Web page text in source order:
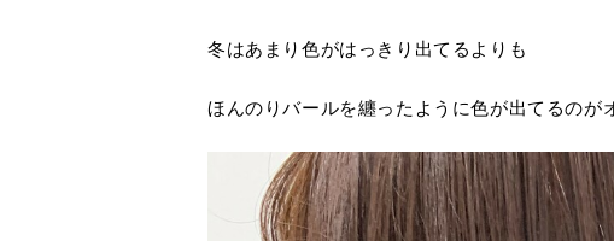
冬はあまり色がはっきり出てるよりも
ほんのりバールを纏ったように色が出てるのが